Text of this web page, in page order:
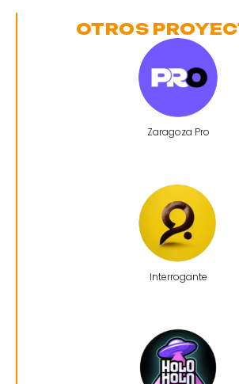
OTROS
Zaragoza Pro
Interrogante